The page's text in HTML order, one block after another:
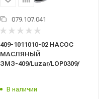
079.107.041
409-1011010-02 НАСОС
МАСЛЯНЫЙ
ЗМЗ-409/Luzar/LOP0309/
В наличии